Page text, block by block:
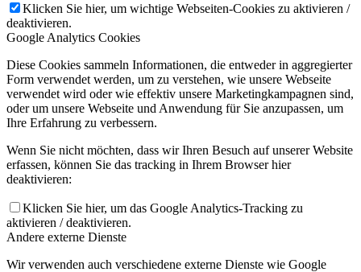
Klicken Sie hier, um wichtige Webseiten-Cookies zu aktivieren /
deaktivieren.
Google Analytics Cookies
Diese Cookies sammeln Informationen, die entweder in aggregierter
Form verwendet werden, um zu verstehen, wie unsere Webseite
verwendet wird oder wie effektiv unsere Marketingkampagnen sind,
oder um unsere Webseite und Anwendung für Sie anzupassen, um
Ihre Erfahrung zu verbessern.
Wenn Sie nicht möchten, dass wir Ihren Besuch auf unserer Website
erfassen, können Sie das tracking in Ihrem Browser hier
deaktivieren:
Klicken Sie hier, um das Google Analytics-Tracking zu
aktivieren / deaktivieren.
Andere externe Dienste
Wir verwenden auch verschiedene externe Dienste wie Google